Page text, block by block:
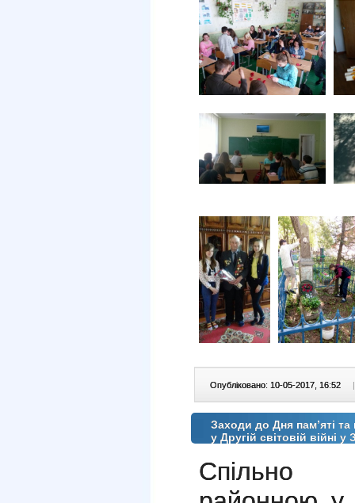
Опубліковано: 10-05-2017, 16:52 |
Заходи до Дня пам’яті
у Другій світовій війні
Спільно